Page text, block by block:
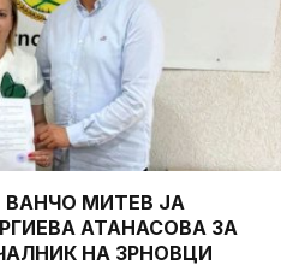
МИТЕВ ЈА
АТАНАСОВА ЗА
НА ЗРНОВЦИ